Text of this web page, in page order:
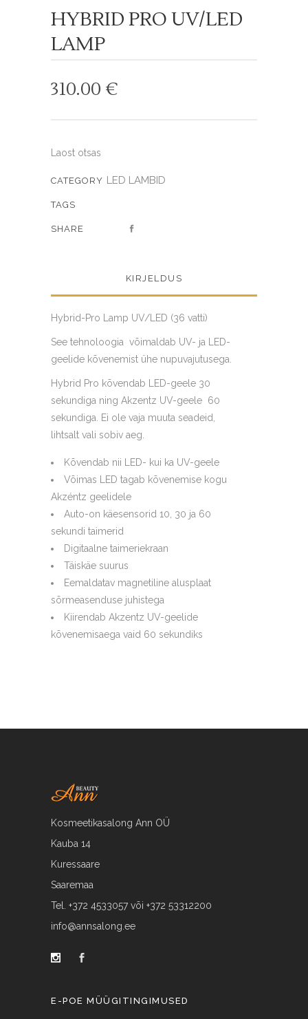
HYBRID PRO UV/LED
LAMP
310.00 €
Laost otsas
CATEGORY LED LAMBID
TAGS
SHARE
KIRJELDUS
Hybrid-Pro Lamp UV/LED (36 vatti)
See tehnoloogia võimaldab UV- ja LED-
geelide kõvenemist ühe nupuvajutusega.
Hybrid Pro kõvendab LED-geele 30
sekundiga ning Akzentz UV-geele 60
sekundiga. Ei ole vaja muuta seadeid,
lihtsalt vali sobiv aeg.
Kõvendab nii LED- kui ka UV-geele
Võimas LED tagab kõvenemise kogu
Akzéntz geelidele
Auto-on käesensorid 10, 30 ja 60
sekundi taimerid
Digitaalne taimeriekraan
Täiskäe suurus
Eemaldatav magnetiline alusplaat
sõrmeasenduse juhistega
Kiirendab Akzentz UV-geelide
kõvenemisaega vaid 60 sekundiks
Kosmeetikasalong Ann OÜ
Kauba 14
Kuressaare
Saaremaa
Tel. +372 4533057 või +372 53312200
info@annsalong.ee
E-POE MÜÜGITINGIMUSED